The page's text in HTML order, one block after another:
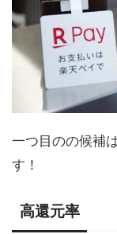
一つ目のの候補
す！
高還元率